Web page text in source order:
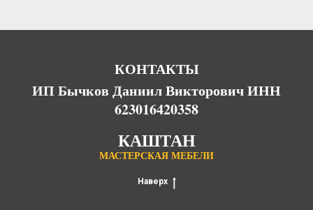
КОНТАКТЫ
ИП Бычков Даниил Викторович ИНН
623016420358
КАШТАН
МАСТЕРСКАЯ МЕБЕЛИ
Наверх